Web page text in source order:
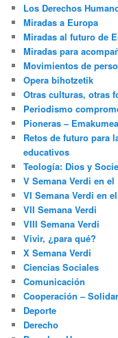
Los Derechos
Miradas a Europa
Miradas al futuro de
Miradas para
Movimientos de
Opera bihotzetik
Otras culturas, otras
Periodismo
Pioneras –
Retos de futuro para
educativos
Teología: Dios y
V Semana Verdi en
VI Semana Verdi en
VII Semana Verdi
VIII Semana Verdi
Vivir, ¿para qué?
X Semana Verdi
Ciencias Sociales
Comunicación
Cooperación –
Deporte
Derecho